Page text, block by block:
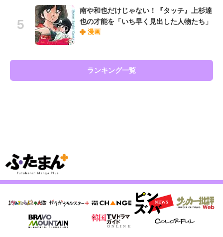
南や和也だけじゃない！『タッチ』上杉達
也の才能を「いち早く見出した人物たち」
漫画
ランキング一覧